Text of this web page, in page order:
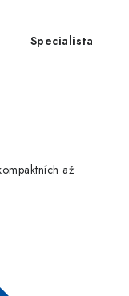
Specialista
až